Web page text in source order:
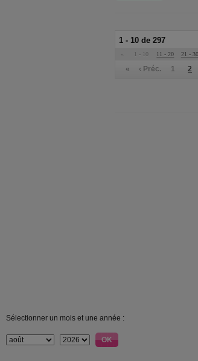
1 - 10 de 297
« 1 - 10 11 - 20 21 - 30
« ‹ Préc. 1 2
Sélectionner un mois et une année :